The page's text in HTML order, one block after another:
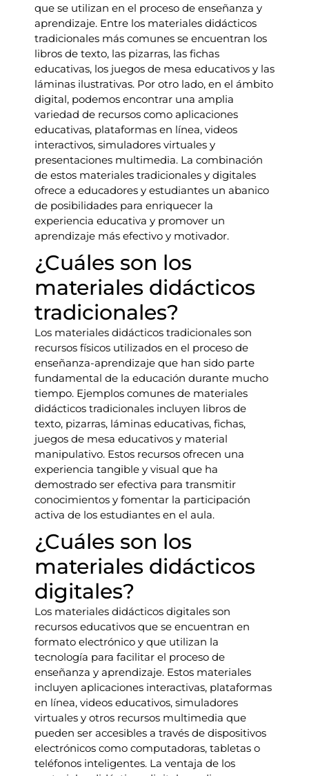
que se utilizan en el proceso de enseñanza y
aprendizaje. Entre los materiales didácticos
tradicionales más comunes se encuentran los
libros de texto, las pizarras, las fichas
educativas, los juegos de mesa educativos y las
láminas ilustrativas. Por otro lado, en el ámbito
digital, podemos encontrar una amplia
variedad de recursos como aplicaciones
educativas, plataformas en línea, videos
interactivos, simuladores virtuales y
presentaciones multimedia. La combinación
de estos materiales tradicionales y digitales
ofrece a educadores y estudiantes un abanico
de posibilidades para enriquecer la
experiencia educativa y promover un
aprendizaje más efectivo y motivador.
¿Cuáles son los
materiales didácticos
tradicionales?
Los materiales didácticos tradicionales son
recursos físicos utilizados en el proceso de
enseñanza-aprendizaje que han sido parte
fundamental de la educación durante mucho
tiempo. Ejemplos comunes de materiales
didácticos tradicionales incluyen libros de
texto, pizarras, láminas educativas, fichas,
juegos de mesa educativos y material
manipulativo. Estos recursos ofrecen una
experiencia tangible y visual que ha
demostrado ser efectiva para transmitir
conocimientos y fomentar la participación
activa de los estudiantes en el aula.
¿Cuáles son los
materiales didácticos
digitales?
Los materiales didácticos digitales son
recursos educativos que se encuentran en
formato electrónico y que utilizan la
tecnología para facilitar el proceso de
enseñanza y aprendizaje. Estos materiales
incluyen aplicaciones interactivas, plataformas
en línea, videos educativos, simuladores
virtuales y otros recursos multimedia que
pueden ser accesibles a través de dispositivos
electrónicos como computadoras, tabletas o
teléfonos inteligentes. La ventaja de los